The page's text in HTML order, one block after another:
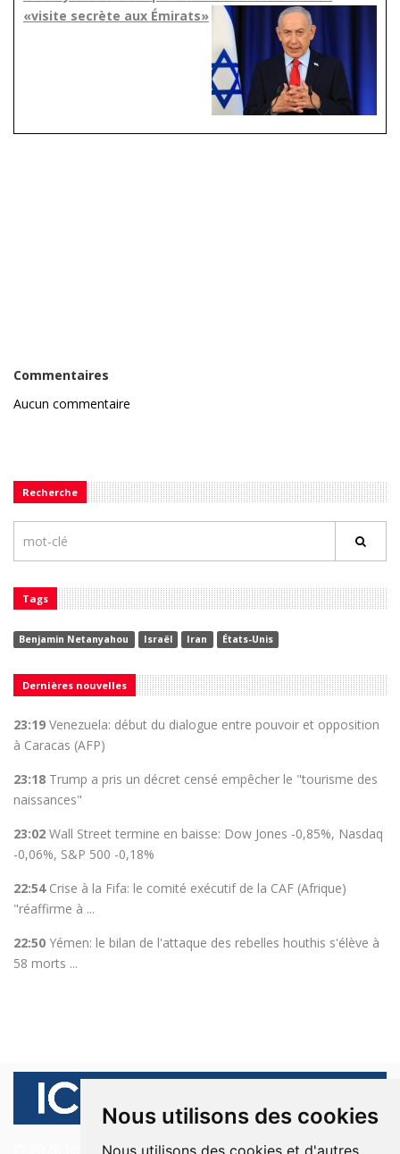
Nous utilisons des cookies
Nous utilisons des cookies et d'autres
«visite secrète aux Émirats»
Commentaires
Aucun commentaire
Recherche
Tags
Benjamin Netanyahou Israël Iran États-Unis
Dernières nouvelles
23:19 Venezuela: début du dialogue entre pouvoir et opposition
à Caracas (AFP)
23:18 Trump a pris un décret censé empêcher le "tourisme des
naissances"
23:02 Wall Street termine en baisse: Dow Jones -0,85%, Nasdaq
-0,06%, S&P 500 -0,18%
22:54 Crise à la Fifa: le comité exécutif de la CAF (Afrique)
"réaffirme à ...
22:50 Yémen: le bilan de l'attaque des rebelles houthis s'élève à
58 morts ...
© 2026 Ici Beyrouth. Tous les droits sont réservés.